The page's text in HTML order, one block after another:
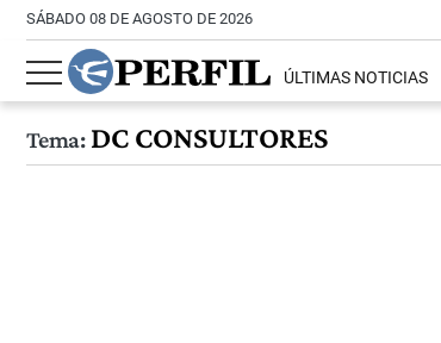
SÁBADO 08 DE AGOSTO DE 2026
ÚLTIMAS NOTICIAS
Tema:DC CONSULTORES